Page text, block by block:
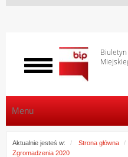
Włącz
menu
Menu
Aktualnie jesteś w: Strona główna
Zgromadzenia 2020